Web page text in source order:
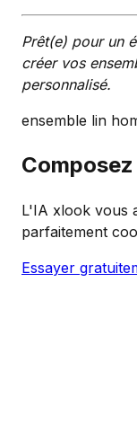
Prêt(e) pour un
créer vos
personnalisé.
ensemble lin
L'IA xlook vous
parfaitement
Essayer